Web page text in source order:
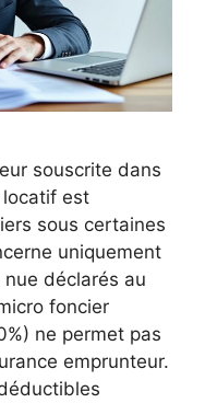
souscrite dans
locatif est
sous certaines
uniquement
déclarés au
foncier
ne permet pas
emprunteur.